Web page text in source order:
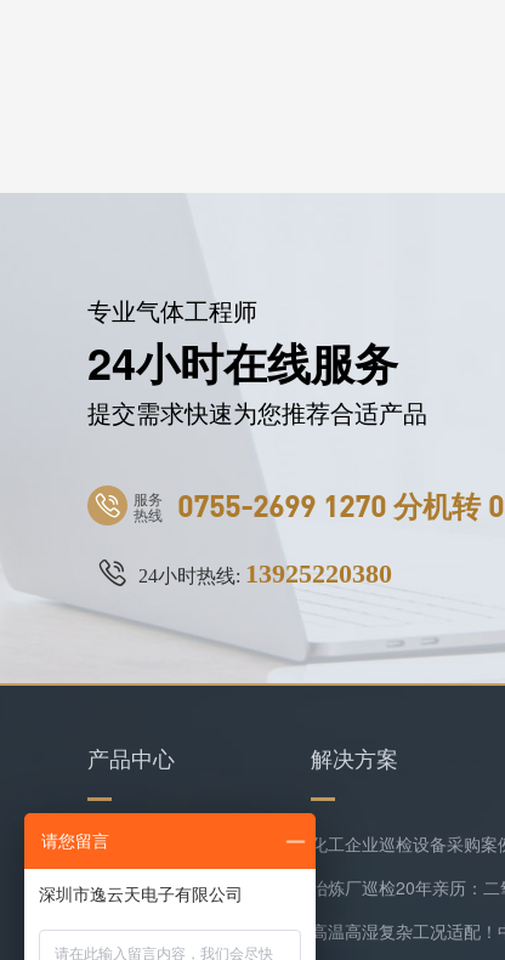
专业气体工程师
24小时在线服务
提交需求快速为您推荐合适产品
服务
热线 0755-2699 1270 分机转 0
24小时热线: 13925220380
产品中心
水质检测仪
环保类监测仪器
复合气体检测仪
解决方案
请您留言